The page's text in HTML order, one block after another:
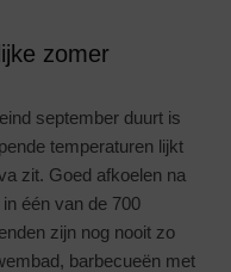
zomer
september duurt is
temperaturen lijkt
zit. Goed afkoelen na
één van de 700
zijn nog nooit zo
barbecueën met